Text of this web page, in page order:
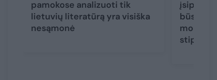
pamokose analizuoti tik
lietuvių literatūrą yra visiška
nesąmonė